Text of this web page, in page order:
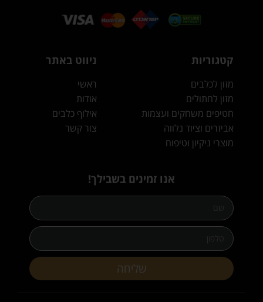
קטגוריות
מזון לכלבים
מזון לחתולים
חטיפים משחקים ועצמות
אביזרים וציוד נלווה
מוצרי ניקיון וטיפוח
ניווט באתר
ראשי
אודות
אילוף כלבים
צור קשר
אנו זמינים בשבילך!
שליחה